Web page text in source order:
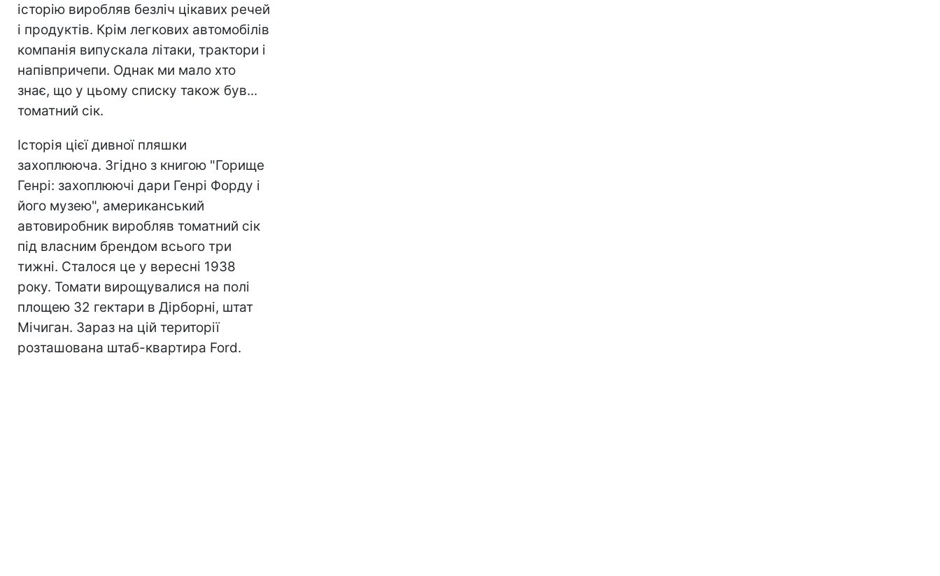
історію виробляв безліч цікавих речей
і продуктів. Крім легкових автомобілів
компанія випускала літаки, трактори і
напівпричепи. Однак ми мало хто
знає, що у цьому списку також був...
томатний сік.
Історія цієї дивної пляшки
захоплююча. Згідно з книгою "Горище
Генрі: захоплюючі дари Генрі Форду і
його музею", американський
автовиробник виробляв томатний сік
під власним брендом всього три
тижні. Сталося це у вересні 1938
року. Томати вирощувалися на полі
площею 32 гектари в Дірборні, штат
Мічиган. Зараз на цій території
розташована штаб-квартира Ford.